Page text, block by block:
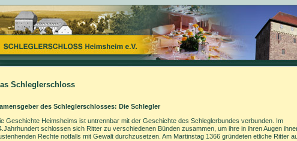
Schleglerschloss
des Schleglerschlosses: Die Schlegler
Geschichte Heimsheims ist untrennbar mit der Geschichte des Schleglerbundes verbunden. Im
schlossen sich Ritter zu verschiedenen Bünden zusammen, um ihre in ihren Augen
Rechte notfalls mit Gewalt durchzusetzen. Am Martinstag 1366 gründeten etliche Ritter